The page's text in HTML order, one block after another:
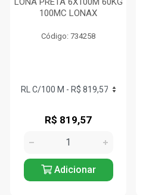
100MC LONAX
Código: 734258
R$ 819,57
Adicionar